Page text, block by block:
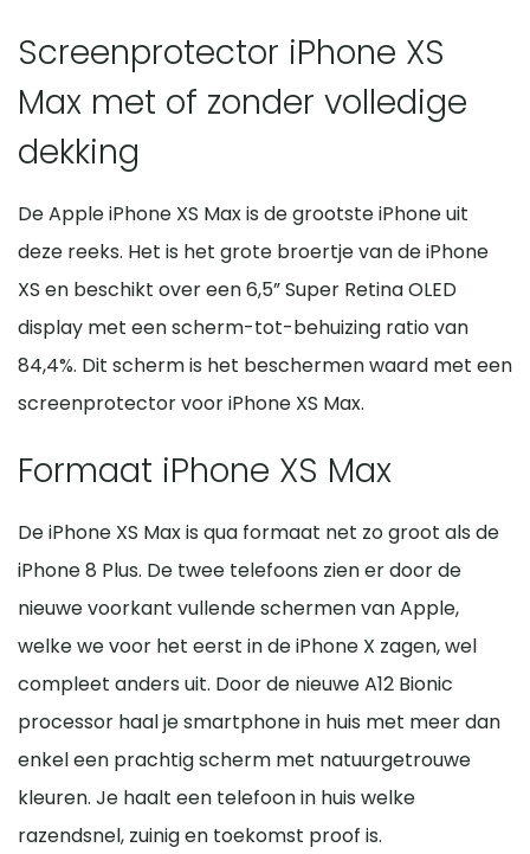
Screenprotector iPhone XS
Max met of zonder volledige
dekking
De Apple iPhone XS Max is de grootste iPhone uit
deze reeks. Het is het grote broertje van de iPhone
XS en beschikt over een 6,5” Super Retina OLED
display met een scherm-tot-behuizing ratio van
84,4%. Dit scherm is het beschermen waard met een
screenprotector voor iPhone XS Max.
Formaat iPhone XS Max
De iPhone XS Max is qua formaat net zo groot als de
iPhone 8 Plus. De twee telefoons zien er door de
nieuwe voorkant vullende schermen van Apple,
welke we voor het eerst in de iPhone X zagen, wel
compleet anders uit. Door de nieuwe A12 Bionic
processor haal je smartphone in huis met meer dan
enkel een prachtig scherm met natuurgetrouwe
kleuren. Je haalt een telefoon in huis welke
razendsnel, zuinig en toekomst proof is.